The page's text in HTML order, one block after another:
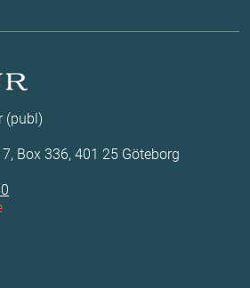
(publ)
Box 336, 401 25 Göteborg